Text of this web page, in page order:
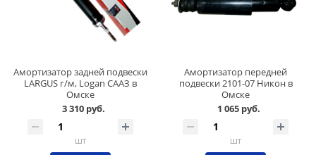
Амортизатор задней подвески
LARGUS г/м, Logan СААЗ в
Омске
3 310 руб.
шт
Амортизатор передней
подвески 2101-07 Никон в
Омске
1 065 руб.
шт